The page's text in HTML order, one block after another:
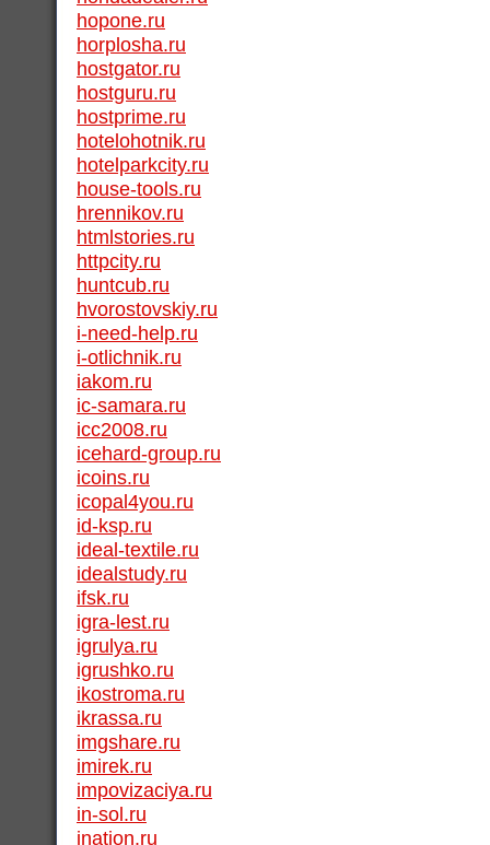
hopone.ru
horplosha.ru
hostgator.ru
hostguru.ru
hostprime.ru
hotelohotnik.ru
hotelparkcity.ru
house-tools.ru
hrennikov.ru
htmlstories.ru
httpcity.ru
huntcub.ru
hvorostovskiy.ru
i-need-help.ru
i-otlichnik.ru
iakom.ru
ic-samara.ru
icc2008.ru
icehard-group.ru
icoins.ru
icopal4you.ru
id-ksp.ru
ideal-textile.ru
idealstudy.ru
ifsk.ru
igra-lest.ru
igrulya.ru
igrushko.ru
ikostroma.ru
ikrassa.ru
imgshare.ru
imirek.ru
impovizaciya.ru
in-sol.ru
ination.ru